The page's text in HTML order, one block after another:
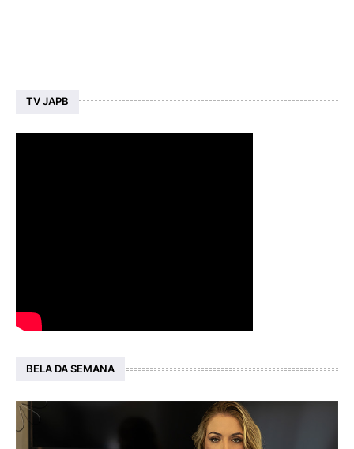
TV JAPB
BELA DA SEMANA